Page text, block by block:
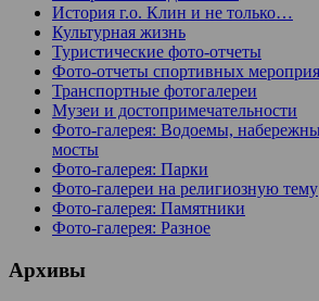
История г.о. Клин и не только…
Культурная жизнь
Туристические фото-отчеты
Фото-отчеты спортивных
Транспортные фотогалереи
Музеи и достопримечательности
Фото-галерея: Водоемы,
мосты
Фото-галерея: Парки
Фото-галереи на религиозную тему
Фото-галерея: Памятники
Фото-галерея: Разное
Архивы